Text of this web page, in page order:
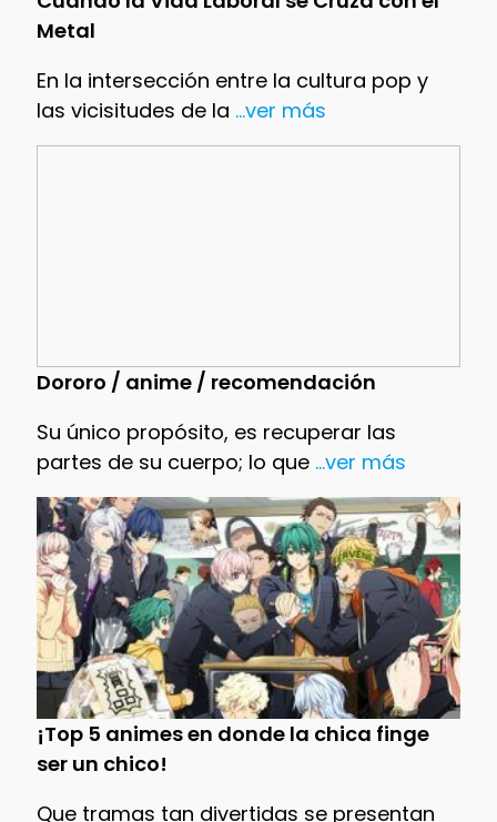
Metal
En la intersección entre la cultura pop y
las vicisitudes de la ...ver más
Dororo / anime / recomendación
Su único propósito, es recuperar las
partes de su cuerpo; lo que...ver más
¡Top 5 animes en donde la chica finge
ser un chico!
Que tramas tan divertidas se presentan